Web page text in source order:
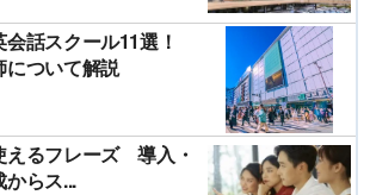
話スクール11選！
について解説
えるフレーズ 導入・
らス...